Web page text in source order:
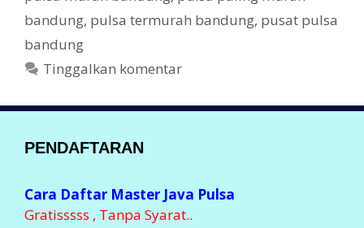
bandung, pulsa termurah bandung, pusat pulsa
bandung
Tinggalkan komentar
PENDAFTARAN
Cara Daftar Master Java Pulsa
Gratisssss , Tanpa Syarat..